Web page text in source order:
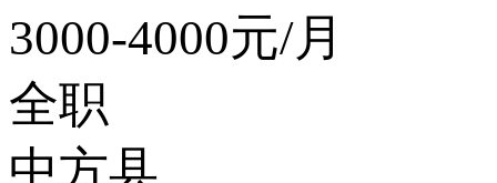
3000-4000元/月
全职
中方县